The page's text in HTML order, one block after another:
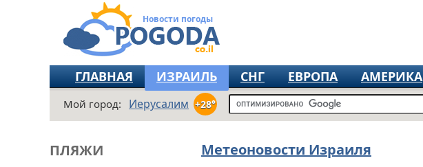
Новости погоды
ГЛАВНАЯ ИЗРАИЛЬ СНГ ЕВРОПА АМЕРИКА
Мой город: Иерусалим +28°
ПЛЯЖИ Метеоновости Израиля